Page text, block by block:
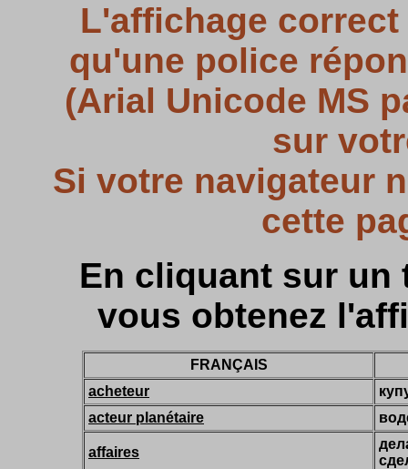
L'affichage
qu'une police
(Arial Unicode MS
sur
Si votre navigateur
cette
En cliquant sur un
vous obtenez
FRANÇAIS
acheteur
acteur planétaire
affaires